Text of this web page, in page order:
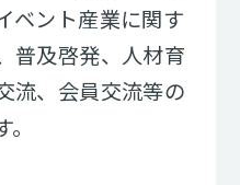
ベント産業に関す
普及啓発、人材育
流、会員交流等の